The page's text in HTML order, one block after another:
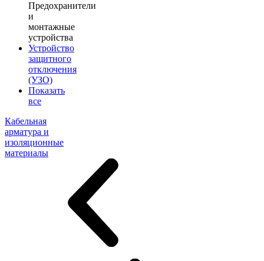
Предохранители
и
монтажные
устройства
Устройство
защитного
отключения
(УЗО)
Показать
все
Кабельная
арматура и
изоляционные
материалы